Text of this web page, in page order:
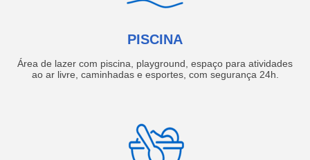
PISCINA
Área de lazer com piscina, playground, espaço para atividades
ao ar livre, caminhadas e esportes, com segurança 24h.